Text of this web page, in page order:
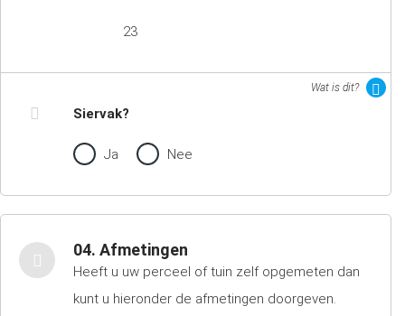
23
Wat is dit?
Siervak?
Ja Nee
04. Afmetingen
Heeft u uw perceel of tuin zelf opgemeten dan
kunt u hieronder de afmetingen doorgeven.